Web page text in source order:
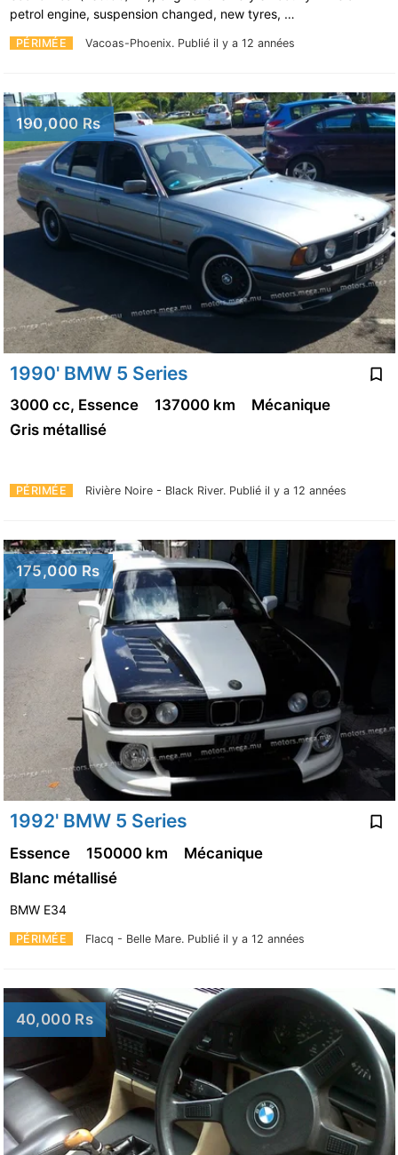
PÉRIMÉE Vacoas-Phoenix. Publié il y a 12 années
petrol engine, suspension changed, new tyres, …
190,000 Rs
1990' BMW 5 Series
PÉRIMÉE Rivière Noire - Black River. Publié il y a 12 années
3000 cc, Essence 137000 km
Mécanique
Gris métallisé
175,000 Rs
1992' BMW 5 Series
PÉRIMÉE Flacq - Belle Mare. Publié il y a 12 années
Essence 150000 km
Mécanique
Blanc métallisé
BMW E34
40,000 Rs